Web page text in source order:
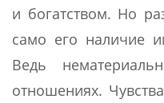
и богатством. Но
само его наличие
Ведь
отношениях.